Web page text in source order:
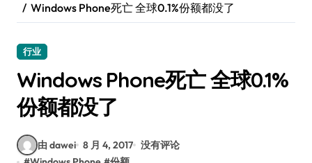
Windows Phone死亡 全球0.1%份额都没了
行业
Windows Phone死亡 全球0.1%
份额都没了
由 dawei 8 月 4, 2017 没有评论